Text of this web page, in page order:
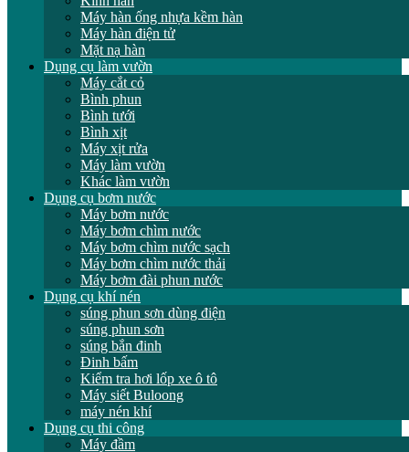
Máy hàn ống nhựa kềm hàn
Máy hàn điện tử
Mặt nạ hàn
Dụng cụ làm vườn
Máy cắt cỏ
Bình phun
Bình tưới
Bình xịt
Máy xịt rửa
Máy làm vườn
Khác làm vườn
Dụng cụ bơm nước
Máy bơm nước
Máy bơm chìm nước
Máy bơm chìm nước sạch
Máy bơm chìm nước thải
Máy bơm đài phun nước
Dụng cụ khí nén
súng phun sơn dùng điện
súng phun sơn
súng bắn đinh
Đinh bấm
Kiểm tra hơi lốp xe ô tô
Máy siết Buloong
máy nén khí
Dụng cụ thi công
Máy đầm